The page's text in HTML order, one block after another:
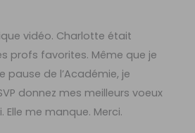
vidéo. Charlotte était
profs favorites. Même que je
pause de l’Académie, je
donnez mes meilleurs voeux
me manque. Merci.